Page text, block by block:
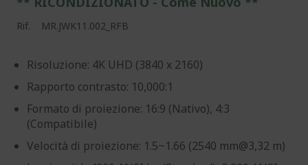
Rif. MR.JWK11.002_RFB
Risoluzione: 4K UHD (3840 x 2160)
Rapporto contrasto: 10,000:1
Formato di proiezione: 16:9 (Nativo), 4:3
(Compatibile)
Velocità di proiezione: 1.5~1.66 (2540 mm@3,32 m)